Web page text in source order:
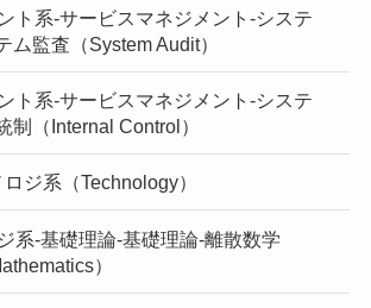
ト系-サービスマネジメント-システ
ム監査（System Audit）
ト系-サービスマネジメント-システ
制（Internal Control）
ジ系（Technology）
系-基礎理論-基礎理論-離散数学
）